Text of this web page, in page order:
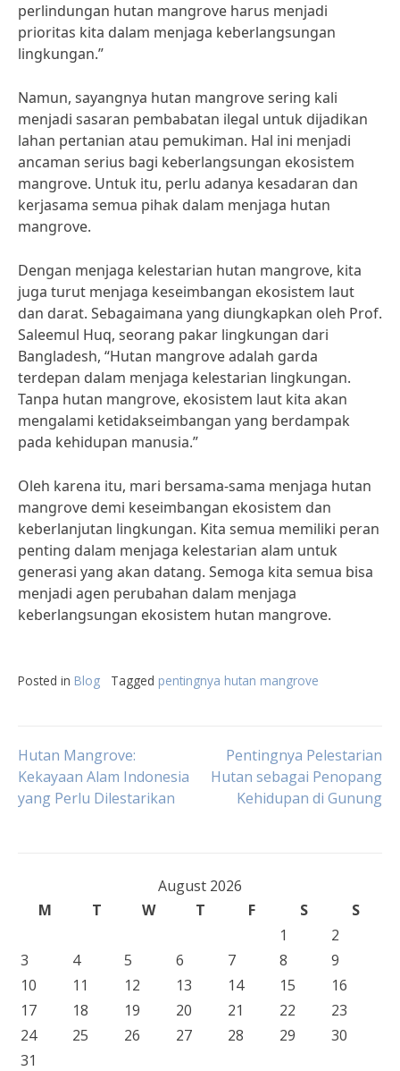
perlindungan hutan mangrove harus menjadi
prioritas kita dalam menjaga keberlangsungan
lingkungan.”
Namun, sayangnya hutan mangrove sering kali
menjadi sasaran pembabatan ilegal untuk dijadikan
lahan pertanian atau pemukiman. Hal ini menjadi
ancaman serius bagi keberlangsungan ekosistem
mangrove. Untuk itu, perlu adanya kesadaran dan
kerjasama semua pihak dalam menjaga hutan
mangrove.
Dengan menjaga kelestarian hutan mangrove, kita
juga turut menjaga keseimbangan ekosistem laut
dan darat. Sebagaimana yang diungkapkan oleh Prof.
Saleemul Huq, seorang pakar lingkungan dari
Bangladesh, “Hutan mangrove adalah garda
terdepan dalam menjaga kelestarian lingkungan.
Tanpa hutan mangrove, ekosistem laut kita akan
mengalami ketidakseimbangan yang berdampak
pada kehidupan manusia.”
Oleh karena itu, mari bersama-sama menjaga hutan
mangrove demi keseimbangan ekosistem dan
keberlanjutan lingkungan. Kita semua memiliki peran
penting dalam menjaga kelestarian alam untuk
generasi yang akan datang. Semoga kita semua bisa
menjadi agen perubahan dalam menjaga
keberlangsungan ekosistem hutan mangrove.
Posted in Blog Tagged pentingnya hutan mangrove
Post
navigation
Hutan Mangrove:
Kekayaan Alam Indonesia
yang Perlu Dilestarikan
Pentingnya Pelestarian
Hutan sebagai Penopang
Kehidupan di Gunung
August 2026
M
T W T F S
S
1
2
3
4 5 6 7 8
9
10
11 12 13 14 15
16
17
18 19 20 21 22
23
24
25 26 27 28 29
30
31